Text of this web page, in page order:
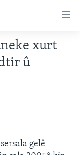
xurt
û
gelê